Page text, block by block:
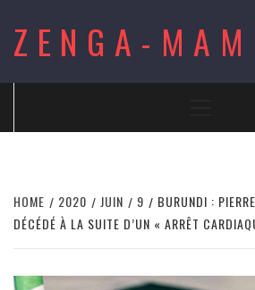
content
ZENGA-
HOME 2020 JUIN 9
BURUNDI :
DÉCÉDÉ À LA SUITE D’UN « ARRÊT